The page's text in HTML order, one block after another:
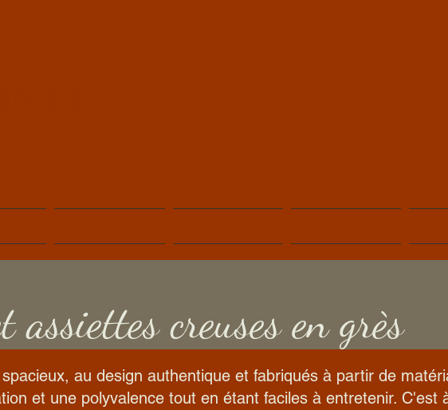
creuses en grès
au design authentique et fabriqués à partir de
et une polyvalence tout en étant faciles à entretenir. C'est